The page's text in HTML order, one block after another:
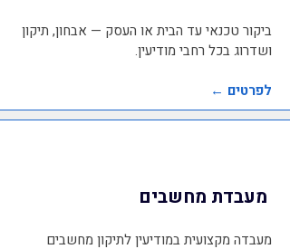
ביקור טכנאי עד הבית או העסק — אבחון, תיקון
ושדרוג בכל רחבי מודיעין.
לפרטים ←
מעבדת מחשבים
מעבדה מקצועית במודיעין לתיקון מחשבים